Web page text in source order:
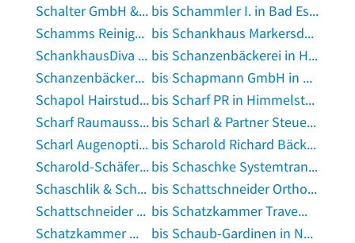
Schalter GmbH & Co.KG Apothekeneinrichtung in Meckenheim, Pfalz
bis Schammler I. in Bad Essen
Schamms Reinigungsdienst in Magdeburg
bis Schankhaus Markersdorf in Chemnitz, Sachsen
SchankhausDiva Restaurant in Lippstadt
bis Schanzenbäckerei in Hamburg
Schanzenbäckerei in Offenbach am Main
bis Schapmann GmbH in Kerpen, Rheinland
Schapol Hairstudio in Nürnberg, Mittelfranken
bis Scharf PR in Himmelstadt
Scharf Raumausstattung in Pfalzgrafenweiler
bis Scharl & Partner Steuerberater Steuerberater in München
Scharl Augenoptik in Erlangen
bis Scharold Richard Bäckerei in Friedberg, Bayern
Scharold-Schäfer Sabine Dipl.-Psych. Univ. in Weißenburg in Bayern
bis Schaschke Systemtransporte in Braunschweig
Schaschlik & Schnitzelhäusla in Küps
bis Schattschneider Orthopädische Werkstatt in Hamburg
Schattschneider PhysioFit Schattschneider Krankengymnastik in Korbach
bis Schatzkammer Travemünde Josef Reiss KG Juweliere in Lübeck
Schatzkammer Weinhandlung in Bernkastel-Kues
bis Schaub-Gardinen in Naumburg, Hessen